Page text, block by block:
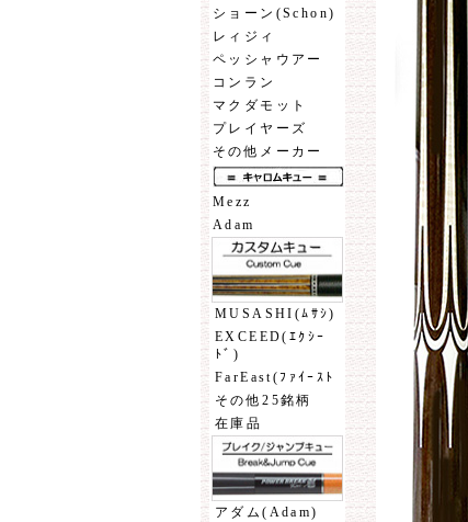
ショーン(Schon)
レィジィ
ペッシャウアー
コンラン
マクダモット
プレイヤーズ
その他メーカー
Mezz
Adam
MUSASHI(ﾑｻｼ)
EXCEED(ｴｸｼｰ
ﾄﾞ)
FarEast(ﾌｧｲｰｽﾄ
その他25銘柄
在庫品
アダム(Adam)